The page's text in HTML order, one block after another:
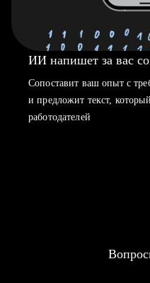
ИИ напишет за вас
Сопоставит ваш опыт с
и предложит текст,
работодателей